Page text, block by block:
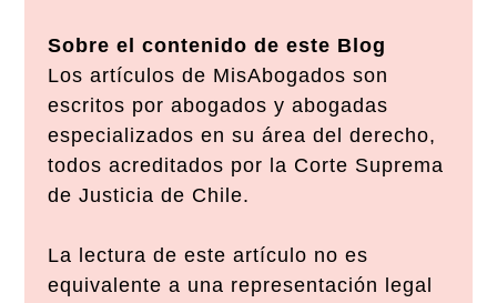
Sobre el contenido de este Blog
Los artículos de MisAbogados son
escritos por abogados y abogadas
especializados en su área del derecho,
todos acreditados por la Corte Suprema
de Justicia de Chile.
La lectura de este artículo no es
equivalente a una representación legal